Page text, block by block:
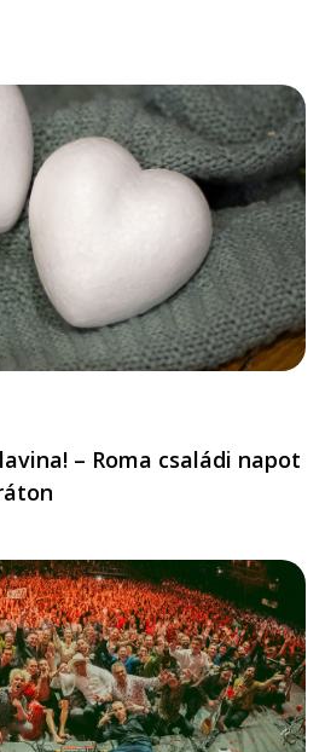
– Roma családi napot